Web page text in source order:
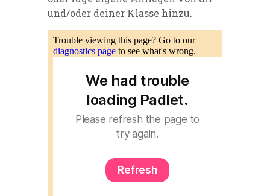
und/oder deiner Klasse hinzu.